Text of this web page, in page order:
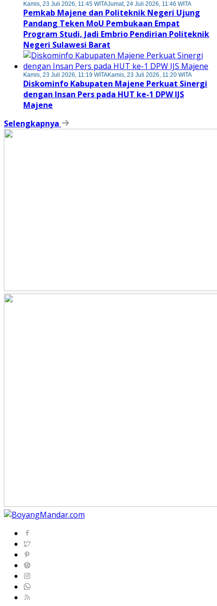
Kamis, 23 Juli 2026, 11:45 WITAJumat, 24 Juli 2026, 11:46 WITA
Pemkab Majene dan Politeknik Negeri Ujung
Pandang Teken MoU Pembukaan Empat
Program Studi, Jadi Embrio Pendirian Politeknik
Negeri Sulawesi Barat
Kamis, 23 Juli 2026, 11:19 WITAKamis, 23 Juli 2026, 11:20 WITA
Diskominfo Kabupaten Majene Perkuat Sinergi
dengan Insan Pers pada HUT ke-1 DPW IJS
Majene
Selengkapnya